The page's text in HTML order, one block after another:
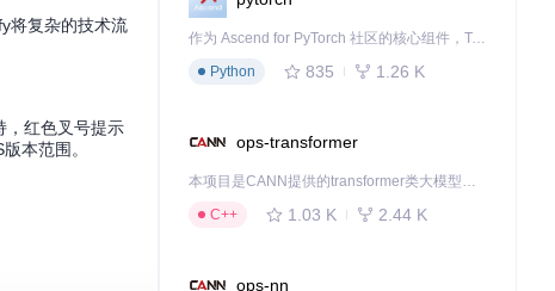
将复杂的技术流
，红色叉号提示
本范围。
作为 Ascend for PyTorch 社区的核心组件，TorchNPU 是昇腾专为 PyTorch 打造的深度学习适配插件，使 PyTorch 框架能够直接调用昇腾 NPU，为开发者提供昇腾 AI 处理器的超强算力。
Python
835 1.26 K
ops-transformer
本项目是CANN提供的transformer类大模型算子库，实现网络在NPU上加速计算。
C++
1.03 K 2.44 K
ops-nn